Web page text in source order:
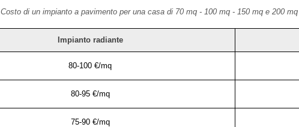
Costo di un impianto a pavimento per una casa di 70 mq - 100 mq - 150 mq e 200 mq
Impianto radiante
80-100 €/mq
80-95 €/mq
75-90 €/mq